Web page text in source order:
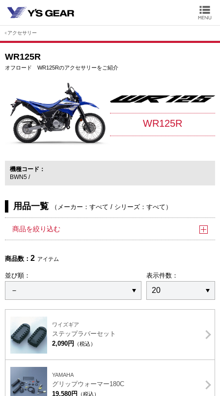
アクセサリー
WR125R
オフロード WR125Rのアクセサリーをご紹介
WR125R
機種コード
BWN5
用品一覧 （ メーカー：すべて / シリーズ：すべて ）
商品を絞り込む
商品数： 2 アイテム
並び順： 表示件数：
ワイズギア
ステップラバーセット
2,090円
（税込）
YAMAHA
グリップウォーマー180C
19,580円
（税込）